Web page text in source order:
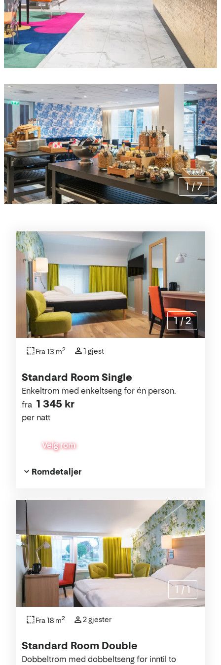
1 /7
Rommene
Standard Room Single
fra 1 345 kr
per natt
Enkeltrom med enkeltseng for én person.
Velg rom
Fra 13 m2 1 gjest
Romdetaljer
1 /2
Standard Room Double
Dobbeltrom med dobbeltseng for inntil to
Fra 18 m2 2 gjester
1 /1